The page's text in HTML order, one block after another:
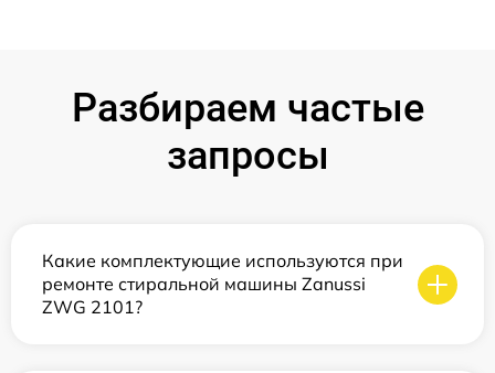
Разбираем частые
запросы
Какие комплектующие используются при
ремонте стиральной машины Zanussi
ZWG 2101?